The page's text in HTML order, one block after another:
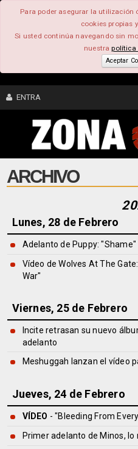
Para poder asegurar la
cookies propias
Si usted continúa navegando sin
nuestrapolítica
Aceptar
ENTRA
CONTENIDO
COMUNIDAD
FOROS
ARCHIVO
Lunes, 28 de Febrero
Adelanto de Puppy: "Shame"
Vídeo de Wolves At The
War"
Viernes, 25 de Febrero
Incite retrasan su nuevo
adelanto
Meshuggah lanzan el vídeo
Jueves, 24 de Febrero
VÍDEO - "Bleeding From
Primer adelanto de Minos,